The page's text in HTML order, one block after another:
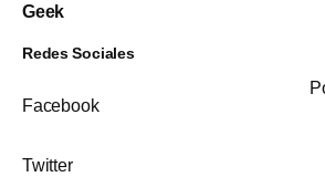
Geek
Redes Sociales
Facebook
Twitter